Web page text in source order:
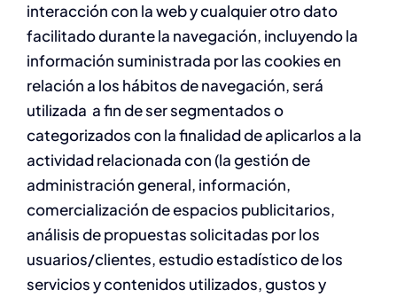
interacción con la web y cualquier otro dato
facilitado durante la navegación, incluyendo la
información suministrada por las cookies en
relación a los hábitos de navegación, será
utilizada a fin de ser segmentados o
categorizados con la finalidad de aplicarlos a la
actividad relacionada con (la gestión de
administración general, información,
comercialización de espacios publicitarios,
análisis de propuestas solicitadas por los
usuarios/clientes, estudio estadístico de los
servicios y contenidos utilizados, gustos y